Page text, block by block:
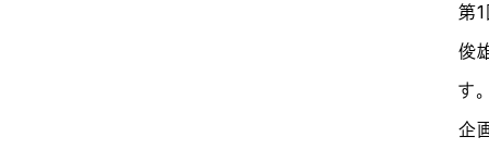
第1
俊
す。
企